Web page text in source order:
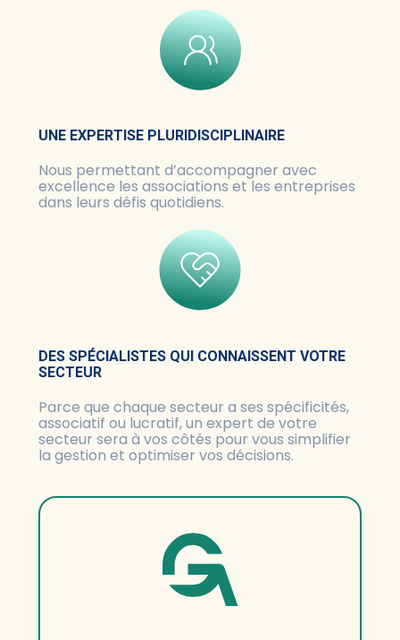
UNE EXPERTISE PLURIDISCIPLINAIRE
Nous permettant d’accompagner avec
excellence les associations et les entreprises
dans leurs défis quotidiens.
DES SPÉCIALISTES QUI CONNAISSENT VOTRE
SECTEUR
Parce que chaque secteur a ses spécificités,
associatif ou lucratif, un expert de votre
secteur sera à vos côtés pour vous simplifier
la gestion et optimiser vos décisions.